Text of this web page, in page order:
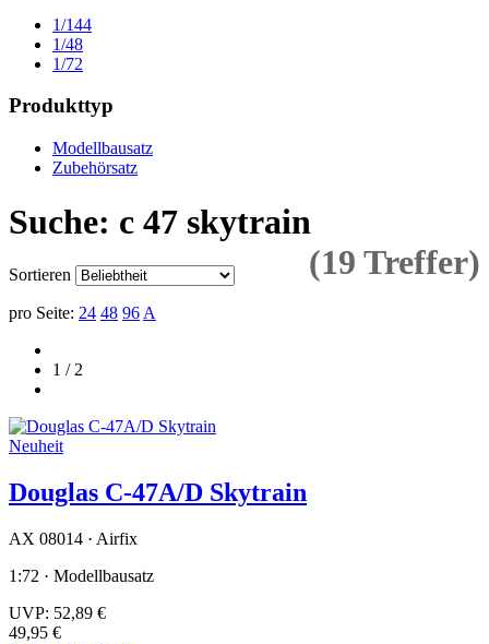
1/144
1/48
1/72
Produkttyp
Modellbausatz
Zubehörsatz
Suche: c 47 skytrain
(19 Treffer)
Sortieren
pro Seite: 24 48 96 A
1 / 2
Neuheit
Douglas C-47A/D Skytrain
AX 08014 · Airfix
1:72 · Modellbausatz
UVP: 52,89 €
49,95 €